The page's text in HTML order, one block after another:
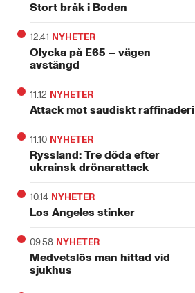
Stort bråk i Boden
12.41 NYHETER
Olycka på E65 – vägen
avstängd
11.12 NYHETER
Attack mot saudiskt raffinaderi
11.10 NYHETER
Ryssland: Tre döda efter
ukrainsk drönarattack
10.14 NYHETER
Los Angeles stinker
09.58 NYHETER
Medvetslös man hittad vid
sjukhus